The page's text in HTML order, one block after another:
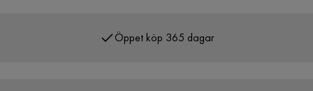
Över 400 000 nöjda kunder